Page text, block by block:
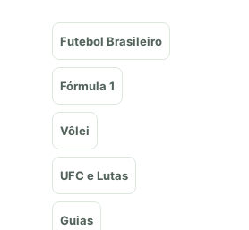
Futebol Brasileiro
Fórmula 1
Vôlei
UFC e Lutas
Guias